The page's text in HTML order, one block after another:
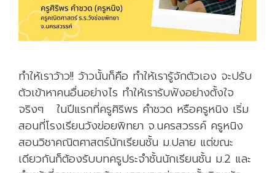
ทำให้เราว้าว!! ว้าวนั้นก็คือ ทำให้เรารู้จักตัวเอง จะปรับ
ตัวเข้าหาคนอื่นอย่างไร ทำให้เรารับฟังอย่างตั้งใจ
จริงๆ ในปีแรกที่ครูศิริพร คำชวด หรือครูหนิง เริ่ม
สอนที่โรงเรียนวังข่อยพิทยา จ.นครสวรรค์ ครูหนิง
สอนวิชาคณิตศาสตร์นักเรียนชั้น ม.ปลาย แต่ขณะ
เดียวกันก็ต้องรับบทครูประจำชั้นนักเรียนชั้น ม.2 และ